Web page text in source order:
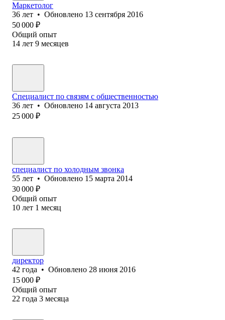
Маркетолог
36 лет • Обновлено 13 сентября 2016
50 000 ₽
Общий опыт
14 лет 9 месяцев
Специалист по связям с общественностью
36 лет • Обновлено 14 августа 2013
25 000 ₽
специалист по холодным звонка
55 лет • Обновлено 15 марта 2014
30 000 ₽
Общий опыт
10 лет 1 месяц
директор
42 года • Обновлено 28 июня 2016
15 000 ₽
Общий опыт
22 года 3 месяца